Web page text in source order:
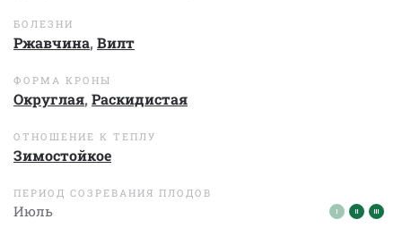
БОЛЕЗНИ
Ржавчина, Вилт
ФОРМА КРОНЫ
Округлая, Раскидистая
ОТНОШЕНИЕ К ТЕПЛУ
Зимостойкое
ПЕРИОД СОЗРЕВАНИЯ ПЛОДОВ
Июль